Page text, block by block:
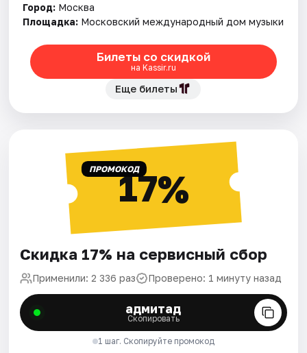
Город: Москва
Площадка: Московский международный дом музыки
Билеты со скидкой
на Kassir.ru
Еще билеты
ПРОМОКОД17%
Скидка 17% на сервисный сбор
Применили: 2 336 раз Проверено: 1 минуту назад
адмитад
Скопировать
1 шаг. Скопируйте промокод